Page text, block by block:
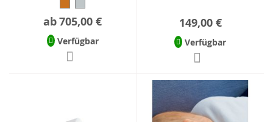
ab705,00 €
Verfügbar
149,00 €
Verfügbar